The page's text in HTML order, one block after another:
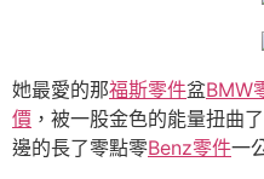
她最愛的那福斯零件盆BMW
價 ，被一股金色的能量扭曲了
邊的長了零點零Benz零件一